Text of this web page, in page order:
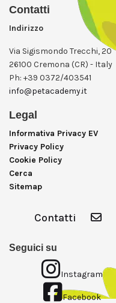
Contatti
Indirizzo
Via Sigismondo Trecchi, 20
26100 Cremona (CR) - Italy
Ph: +39 0372/403541
info@petacademy.it
Legal
Informativa Privacy EV
Privacy Policy
Cookie Policy
Cerca
Sitemap
Contatti
Seguici su
Instagram
Facebook